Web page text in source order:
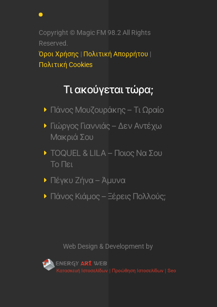
Copyright © Magic FM 98.2 All Rights
Reserved.
Όροι Χρήσης | Πολιτική Απορρήτου |
Πολιτική Cookies
Τι ακούγεται τώρα;
Πάνος Μουζουράκης – Τι Ωραίο
Γιώργος Γιαννιάς – Δεν Αντέχω
Μακριά Σου
TOQUEL & LILA – Ποιος Να Σου
Το Πει
Πέγκυ Ζήνα – Άμυνα
Πάνος Κιάμος – Ξέρεις Πολλούς;
Web Design & Development by